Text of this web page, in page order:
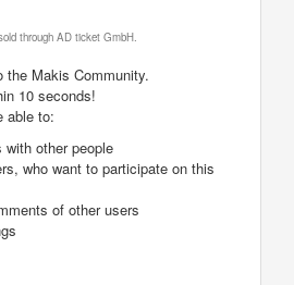
through AD ticket GmbH.
the Makis Community.
10 seconds!
able to:
with other people
who want to participate on this
of other users